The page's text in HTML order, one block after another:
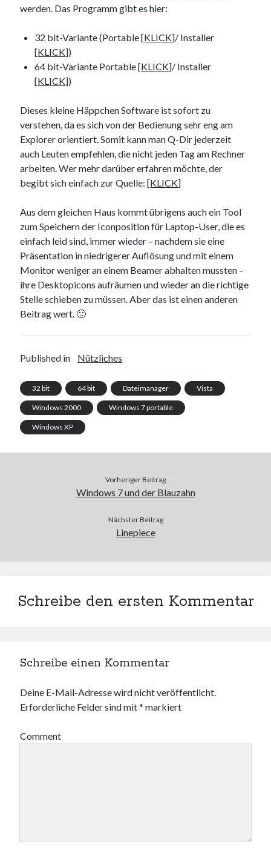
werden. Das Programm gibt es hier:
32 bit-Variante (Portable [KLICK]/ Installer
[KLICK])
64 bit-Variante Portable [KLICK]/ Installer
[KLICK])
Dieses kleine Häppchen Software ist sofort zu
verstehen, da es sich von der Bedienung sehr eng am
Explorer orientiert. Somit kann man Q-Dir jederzeit
auch Leuten empfehlen, die nicht jeden Tag am Rechner
arbeiten. Wer mehr darüber erfahren möchte, der
begibt sich einfach zur Quelle: [KLICK]
Aus dem gleichen Haus kommt übrigens auch ein Tool
zum Speichern der Iconposition für Laptop-User, die es
einfach leid sind, immer wieder – nachdem sie eine
Präsentation in niedrigerer Auflösung und mit einem
Monitor weniger an einem Beamer abhalten mussten –
ihre Desktopicons aufräumen und wieder an die richtige
Stelle schieben zu müssen. Aber das ist einen anderen
Beitrag wert. 🙂
Published in Nützliches
32 bit 64 bit Dateimanager Vista
Windows 2000 Windows 7 portable
Windows XP
Vorheriger Beitrag
Windows 7 und der Blauzahn
Nächster Beitrag
Linepiece
Schreibe den ersten Kommentar
Schreibe einen Kommentar
Deine E-Mail-Adresse wird nicht veröffentlicht.
Erforderliche Felder sind mit* markiert
Comment